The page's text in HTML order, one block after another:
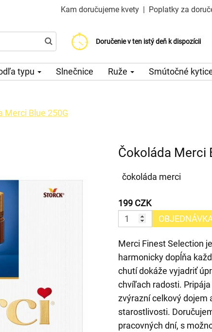
Kam doručujeme kvety | Poplatky za
Doručenie v ten istý deň k dispozícii
Poplatok za doručenie od 200 CZK
Vyberte si dátum doručenia
typu Slnečnice Ruže Smútočné
Merci Blue 250G
Čokoláda Merci
čokoláda merci
199 CZK
Merci Finest Selection
harmonicky dopĺňa
chutí dokáže vyjadriť
chvíľach radosti.
zvýrazní celkový dojem
starostlivosti.
pracovných dní, s